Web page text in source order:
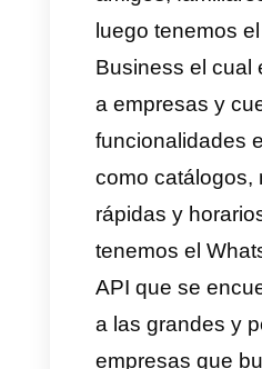
productos
Tal es el
personas
WhatsApp
principio,
Esta app
principales,